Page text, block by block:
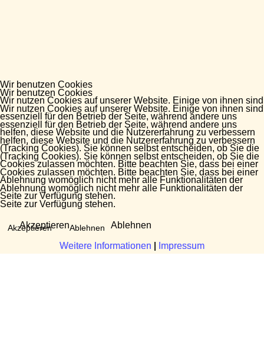
Wir benutzen Cookies
Wir nutzen Cookies auf unserer Website. Einige von ihnen sind
essenziell für den Betrieb der Seite, während andere uns
helfen, diese Website und die Nutzererfahrung zu verbessern
(Tracking Cookies). Sie können selbst entscheiden, ob Sie die
Cookies zulassen möchten. Bitte beachten Sie, dass bei einer
Ablehnung womöglich nicht mehr alle Funktionalitäten der
Seite zur Verfügung stehen.
Akzeptieren Ablehnen
Weitere Informationen Impressum
Wir benutzen Cookies
Wir nutzen Cookies auf unserer Website. Einige von ihnen sind
essenziell für den Betrieb der Seite, während andere uns
helfen, diese Website und die Nutzererfahrung zu verbessern
(Tracking Cookies). Sie können selbst entscheiden, ob Sie die
Cookies zulassen möchten. Bitte beachten Sie, dass bei einer
Ablehnung womöglich nicht mehr alle Funktionalitäten der
Seite zur Verfügung stehen.
Akzeptieren Ablehnen
Weitere Informationen Impressum